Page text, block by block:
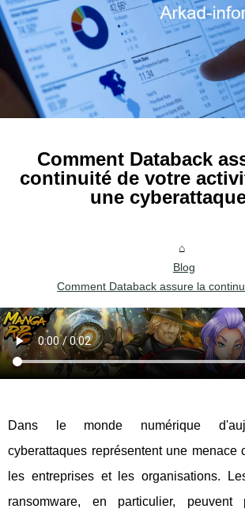
Comment Databack
continuité de votre
une
Blog
Comment Databack assure la
Dans le monde numérique
cyberattaques représentent une menace
les entreprises et les organisations.
ransomware, en particulier, peuvent